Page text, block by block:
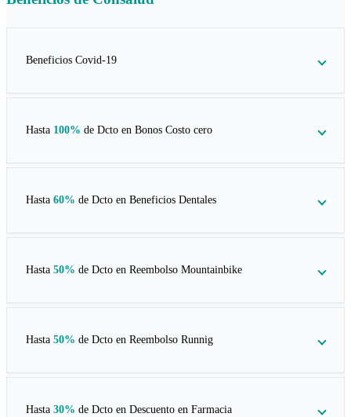
Beneficios Covid-19
Hasta 100% de Dcto en Bonos Costo cero
Hasta 60% de Dcto en Beneficios Dentales
Hasta 50% de Dcto en Reembolso Mountainbike
Hasta 50% de Dcto en Reembolso Runnig
Hasta 30% de Dcto en Descuento en Farmacia